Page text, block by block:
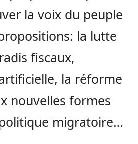
la voix du peuple
la lutte
fiscaux,
la réforme
nouvelles formes
migratoire…